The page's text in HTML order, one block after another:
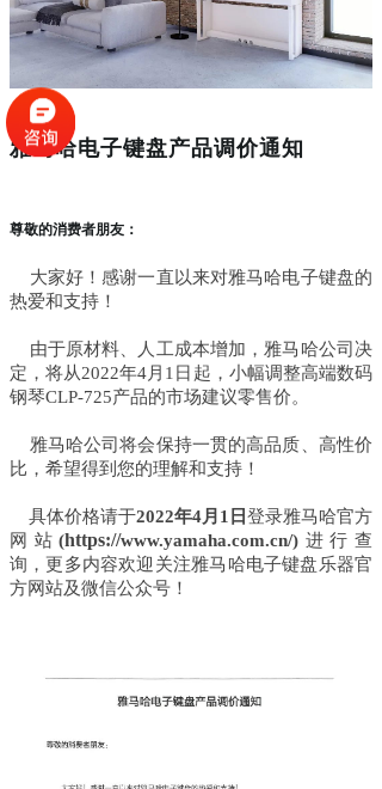
雅马哈电子键盘产品调价通知
尊敬的消费者朋友：
大家好！感谢一直以来对雅马哈电子键盘的
热爱和支持！
由于原材料、人工成本增加，雅马哈公司决
定，将从2022年4月1日起，小幅调整高端数码
钢琴CLP-725产品的市场建议零售价。
雅马哈公司将会保持一贯的高品质、高性价
比，希望得到您的理解和支持！
具体价格请于2022年4月1日登录雅马哈官方
网站(https://www.yamaha.com.cn/) 进行查
询，更多内容欢迎关注雅马哈电子键盘乐器官
方网站及微信公众号！